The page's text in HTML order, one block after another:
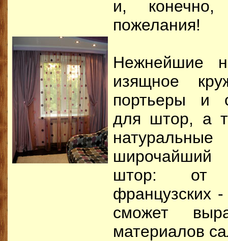
и,
пожелания!
Нежнейшие
изящное
портьеры и
для штор, а
штор: от
французских
сможет
материалов